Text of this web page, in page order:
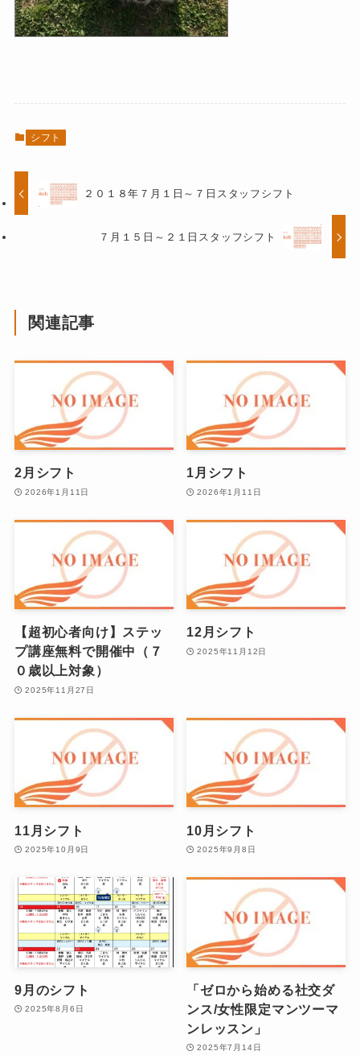
シフト
２０１８年７月１日～７日スタッフシフト
７月１５日～２１日スタッフシフト
関連記事
2月シフト
2026年1月11日
1月シフト
2026年1月11日
【超初心者向け】ステッ
プ講座無料で開催中（７
０歳以上対象）
2025年11月27日
12月シフト
2025年11月12日
11月シフト
2025年10月9日
10月シフト
2025年9月8日
9月のシフト
2025年8月6日
「ゼロから始める社交ダ
ンス/女性限定マンツーマ
ンレッスン」
2025年7月14日